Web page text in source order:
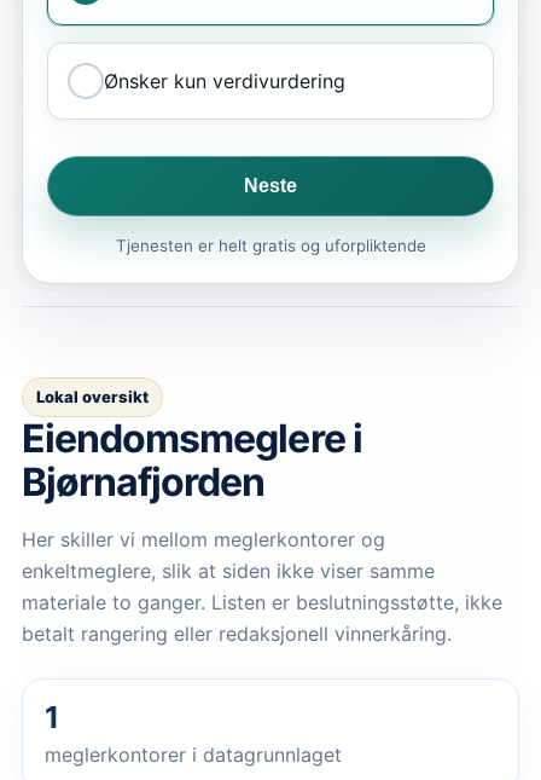
Ønsker kun verdivurdering
Neste
Tjenesten er helt gratis og uforpliktende
Lokal oversikt
Eiendomsmeglerei
Bjørnafjorden
Her skiller vi mellom meglerkontorer og
enkeltmeglere, slik at siden ikke viser samme
materiale to ganger. Listen er beslutningsstøtte, ikke
betalt rangering eller redaksjonell vinnerkåring.
1
meglerkontorer i datagrunnlaget